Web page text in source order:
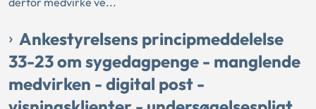
Ankestyrelsens principmeddelelse
33-23 om sygedagpenge - manglende
medvirken - digital post -